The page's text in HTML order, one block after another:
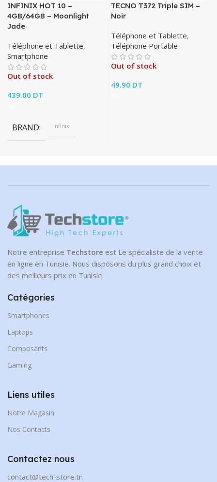
INFINIX HOT 10 –
4GB/64GB – Moonlight
Jade
Téléphone et Tablette,
Smartphone
Out of stock
439.00 DT
BRAND Infinix
TECNO T372 Triple SIM –
Noir
Téléphone et Tablette,
Téléphone Portable
Out of stock
49.90 DT
Notre entreprise Techstore est Le spécialiste de la vente
en ligne en Tunisie. Nous disposons du plus grand choix et
des meilleurs prix en Tunisie.
Catégories
Smartphones
Laptops
Composants
Gaming
Liens utiles
Notre Magasin
Nos Contacts
Contactez nous
contact@tech-store.tn